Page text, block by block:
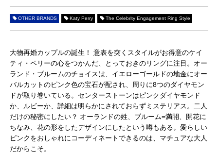
OTHER BRANDS Katy Perry The Celebrity Engagement Ring Style
大物再婚カップルの誕生！ 意表を突くスタイルがお得意のケイ
ティ・ペリーの心をつかんだ、とっておきのリングに注目。オー
ランド・ブルームのチョイスは、イエローゴールドの地金にオー
バルカットのピンク色の宝石が配され、周りに8つのダイヤモン
ドが取り巻いている。センターストーンはピンクダイヤモンド
か、ルビーか、詳細は明らかにされておらずミステリアス。二人
だけの秘密にしたい？ オーランドの姓、ブルーム=満開、開花に
ちなみ、花の形をしたデザインにしたという噂もある。愛らしい
ピンクをおしゃれにコーディネートできるのは、マチュアな大人
だからこそ。